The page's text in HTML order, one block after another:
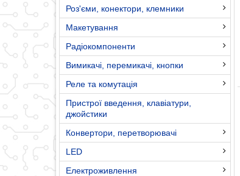
Роз'єми, конектори, клемники
Макетування
Радіокомпоненти
Вимикачі, перемикачі, кнопки
Реле та комутація
Пристрої введення, клавіатури,
джойстики
Конвертори, перетворювачі
LED
Електроживлення